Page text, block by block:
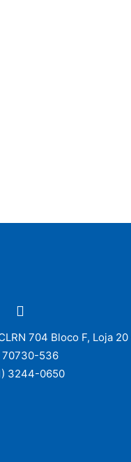
704 Bloco F, Loja
70730-536
3244-0650